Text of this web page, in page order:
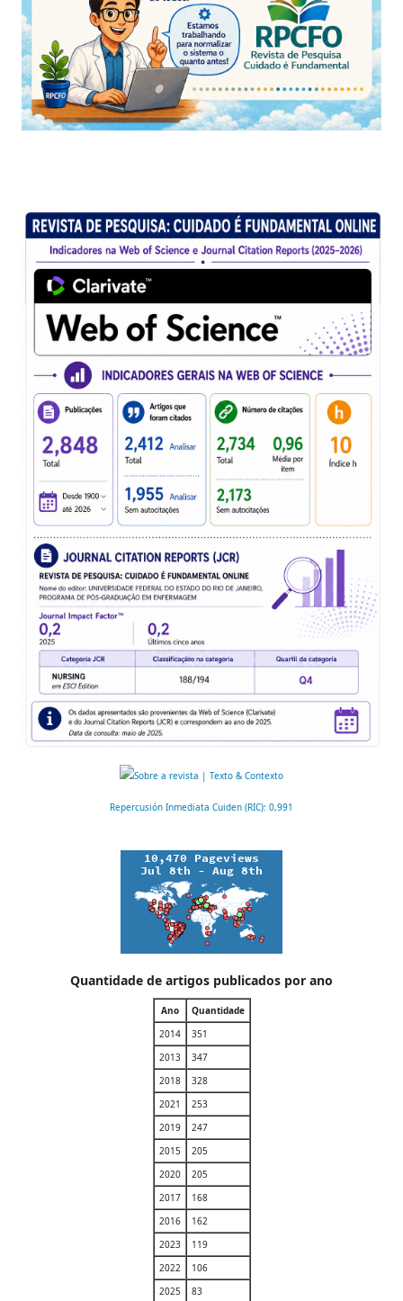
Repercusión Inmediata Cuiden (RIC): 0,991
Quantidade de artigos publicados por ano
Ano
Quantidade
2014
351
2013
347
2018
328
2021
253
2019
247
2015
205
2020
205
2017
168
2016
162
2023
119
2022
106
2025
83